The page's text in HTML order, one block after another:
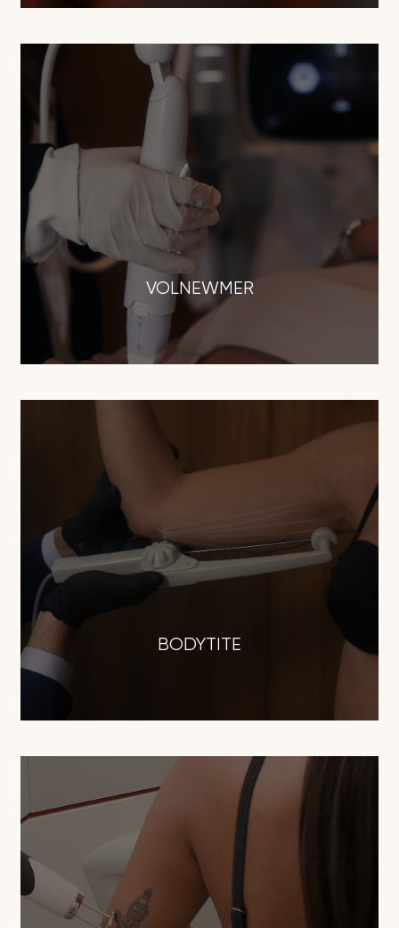
VOLNEWMER
BODYTITE